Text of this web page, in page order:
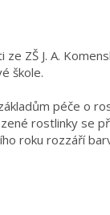
ZŠ J. A.
škole.
péče o
rostlinky se
roku rozzáří